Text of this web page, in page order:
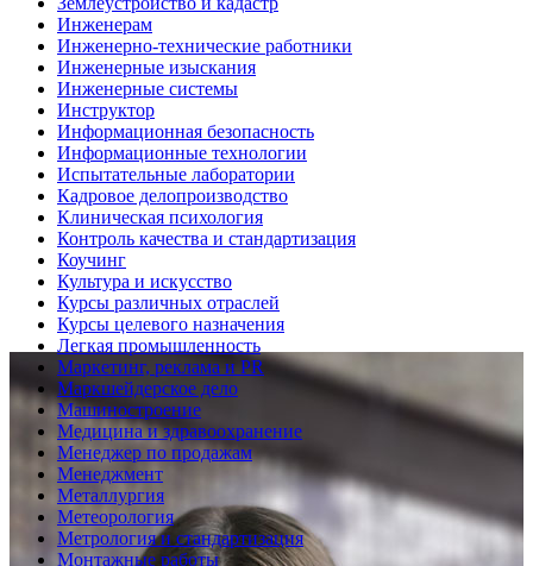
Инженерам
Инженерно-технические работники
Инженерные изыскания
Инженерные системы
Инструктор
Информационная безопасность
Информационные технологии
Испытательные лаборатории
Кадровое делопроизводство
Клиническая психология
Контроль качества и стандартизация
Коучинг
Культура и искусство
Курсы различных отраслей
Курсы целевого назначения
Легкая промышленность
Маркетинг, реклама и PR
Маркшейдерское дело
Машиностроение
Медицина и здравоохранение
Менеджер по продажам
Менеджмент
Металлургия
Метеорология
Метрология и стандартизация
Монтажные работы